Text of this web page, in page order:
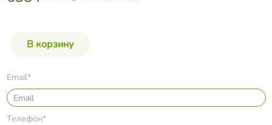
Email*
Телефон*